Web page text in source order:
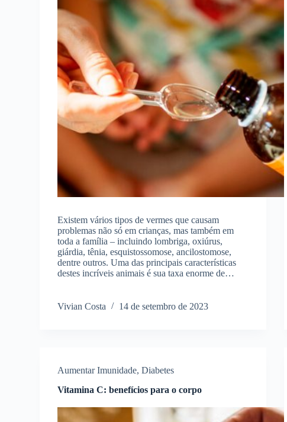
Existem vários tipos de vermes que causam
problemas não só em crianças, mas também em
toda a família – incluindo lombriga, oxiúrus,
giárdia, tênia, esquistossomose, ancilostomose,
dentre outros. Uma das principais características
destes incríveis animais é sua taxa enorme de…
Vivian Costa 14 de setembro de 2023
Aumentar Imunidade,Diabetes
Vitamina C: benefícios para o corpo